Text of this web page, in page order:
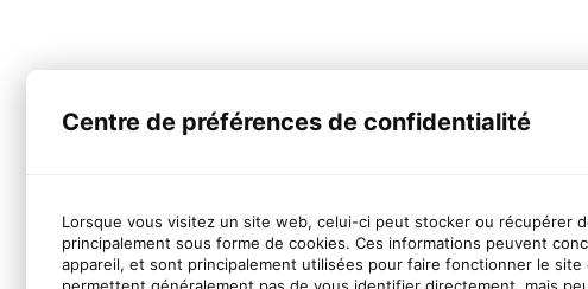
Centre de préférences de confidentialité
Lorsque vous visitez un site web, celui-ci peut stocker ou récupérer
principalement sous forme de cookies. Ces informations peuvent
appareil, et sont principalement utilisées pour faire fonctionner le site